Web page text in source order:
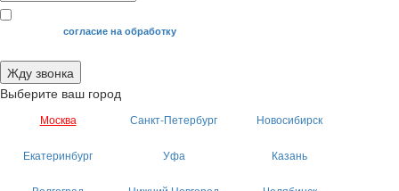
Я даю своесогласие на обработку
Жду звонка
Выберите ваш город
Москва Санкт-Петербург Новосибирск
Екатеринбург Уфа Казань